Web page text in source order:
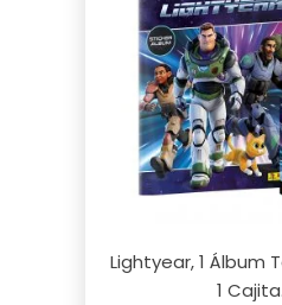
Lightyear, 1 Álbum
1